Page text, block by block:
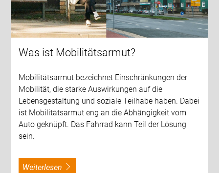
Was ist Mobilitätsarmut?
Mobilitätsarmut bezeichnet Einschränkungen der
Mobilität, die starke Auswirkungen auf die
Lebensgestaltung und soziale Teilhabe haben. Dabei
ist Mobilitätsarmut eng an die Abhängigkeit vom
Auto geknüpft. Das Fahrrad kann Teil der Lösung
sein.
weiterlesen